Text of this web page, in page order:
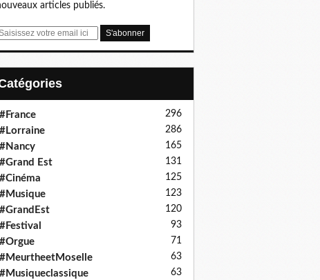
articles publiés.
Catégories
#France 296
#Lorraine 286
#Nancy 165
#Grand Est 131
#Cinéma 125
#Musique 123
#GrandEst 120
#Festival 93
#Orgue 71
#MeurtheetMoselle 63
#Musiqueclassique 63